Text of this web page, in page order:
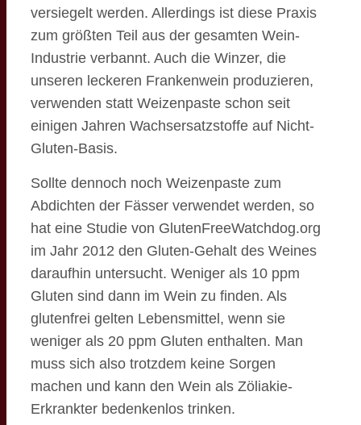
versiegelt werden. Allerdings ist diese Praxis
zum größten Teil aus der gesamten Wein-
Industrie verbannt. Auch die Winzer, die
unseren leckeren Frankenwein produzieren,
verwenden statt Weizenpaste schon seit
einigen Jahren Wachsersatzstoffe auf Nicht-
Gluten-Basis.
Sollte dennoch noch Weizenpaste zum
Abdichten der Fässer verwendet werden, so
hat eine Studie von GlutenFreeWatchdog.org
im Jahr 2012 den Gluten-Gehalt des Weines
daraufhin untersucht. Weniger als 10 ppm
Gluten sind dann im Wein zu finden. Als
glutenfrei gelten Lebensmittel, wenn sie
weniger als 20 ppm Gluten enthalten. Man
muss sich also trotzdem keine Sorgen
machen und kann den Wein als Zöliakie-
Erkrankter bedenkenlos trinken.